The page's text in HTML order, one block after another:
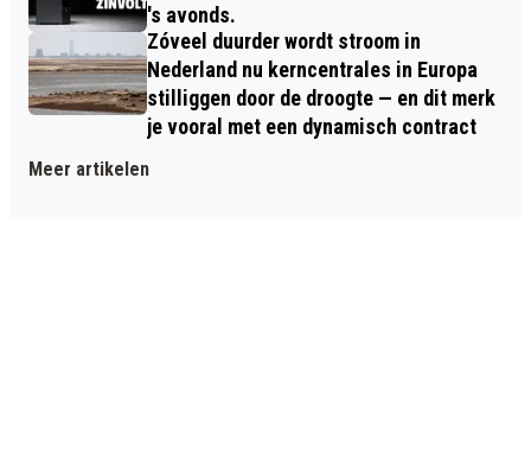
's avonds.
Zóveel duurder wordt stroom in
Nederland nu kerncentrales in Europa
stilliggen door de droogte — en dit merk
je vooral met een dynamisch contract
Meer artikelen